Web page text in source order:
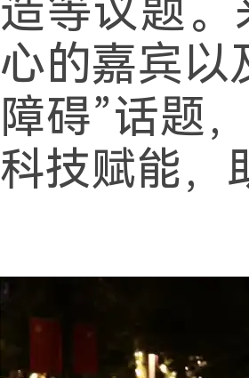
造等议题
心的嘉宾以
障碍”话题
科技赋能，